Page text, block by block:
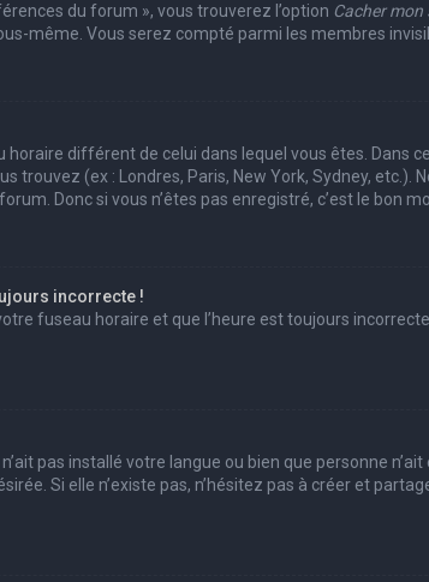
du forum », vous trouverez l’option Cacher
même. Vous serez compté parmi les membres
horaire différent de celui dans lequel vous êtes. Dans
trouvez (ex : Londres, Paris, New York, Sydney,
Donc si vous n’êtes pas enregistré, c’est le bon
incorrecte !
fuseau horaire et que l’heure est toujours
pas installé votre langue ou bien que personne
Si elle n’existe pas, n’hésitez pas à créer et